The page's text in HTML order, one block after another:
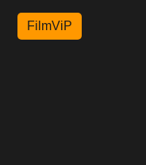
FilmViP